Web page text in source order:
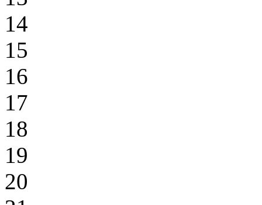
14
15
16
17
18
19
20